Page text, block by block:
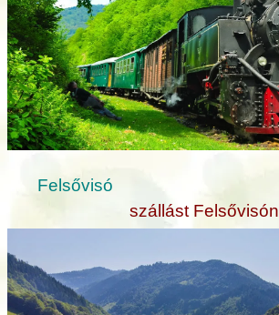
Felsővisó
szállást Felsővisón